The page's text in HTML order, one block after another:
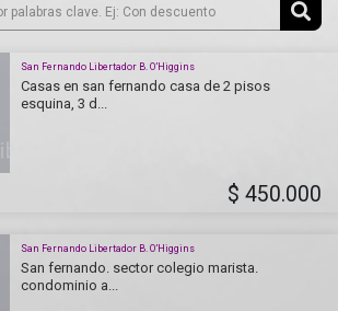
San Fernando Libertador B. O’Higgins
Casas en san fernando casa de 2 pisos
esquina, 3 d...
$ 450.000
San Fernando Libertador B. O’Higgins
San fernando. sector colegio marista.
condominio a...